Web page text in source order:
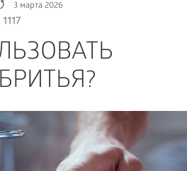
3 марта 2026
1117